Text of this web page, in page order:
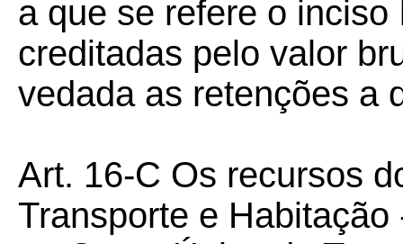
a que se refere o inciso
creditadas pelo valor
vedada as retenções a
Art. 16-C Os recursos
Transporte e